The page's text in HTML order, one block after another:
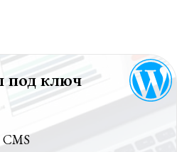
под ключ